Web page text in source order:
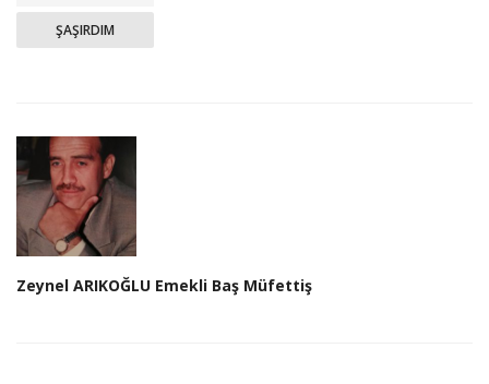
ŞAŞIRDIM
Zeynel ARIKOĞLU Emekli Baş Müfettiş